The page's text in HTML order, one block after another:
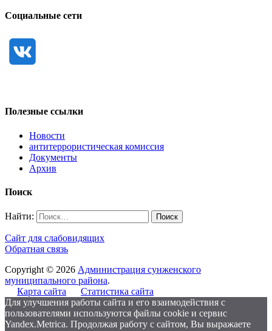
Социальные сети
Полезные ссылки
Новости
антитеррористическая комиссия
Документы
Архив
Поиск
Найти:
Сайт для слабовидящих
Обратная связь
Copyright © 2026 Администрация сунженского
муниципального района.
Карта сайта
Статистика сайта
Для улучшения работы сайта и его взаимодействия с
пользователями используются файлы cookie и сервис
Yandex.Metrica. Продолжая работу с сайтом, Вы выражаете